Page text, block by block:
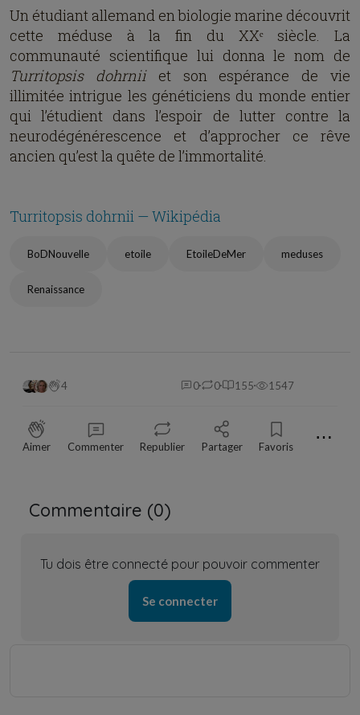
Un étudiant allemand en biologie marine découvrit
cette méduse à la fin du XXᵉ siècle. La
communauté scientifique lui donna le nom de
Turritopsis dohrniiet son espérance de vie
illimitée intrigue les généticiens du monde entier
qui l’étudient dans l’espoir de lutter contre la
neurodégénérescence et d’approcher ce rêve
ancien qu’est la quête de l’immortalité.
Turritopsis dohrnii — Wikipédia
BoDNouvelle etoile EtoileDeMer meduses
Renaissance
4 0 0 155 1547
Aimer Commenter Republier Partager Favoris ⋯
Commentaire (0)
Tu dois être connecté pour pouvoir commenter
Se connecter